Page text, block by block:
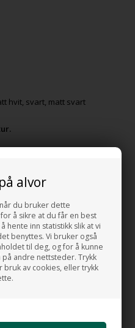
alvor
du bruker dette
å sikre at du får en best
hente inn statistikk slik at vi
benyttes. Vi bruker også
til deg, og for å kunne
andre nettsteder. Trykk
bruk av cookies, eller trykk
hvit, svart, matt svart
i forkrommet